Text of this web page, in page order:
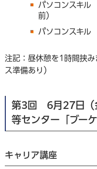
パソコンスキ
前）
パソコンスキル
注記：昼休憩を1時間挟み
ス準備あり）
第3回 6月27日（
等センター「ブー
キャリア講座